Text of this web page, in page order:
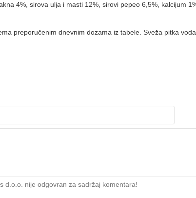
4%, sirova ulja i masti 12%, sirovi pepeo 6,5%, kalcijum
preporučenim dnevnim dozama iz tabele. Sveža pitka
d.o.o. nije odgovran za sadržaj komentara!